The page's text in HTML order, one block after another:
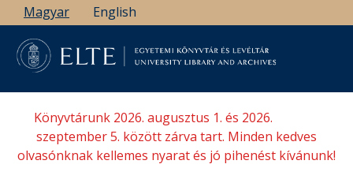
Ugrás
a
tartalomra
Magyar English
Könyvtárunk 2026. augusztus 1. és 2026.
szeptember 5. között zárva tart. Minden kedves
olvasónknak kellemes nyarat és jó pihenést kívánunk!